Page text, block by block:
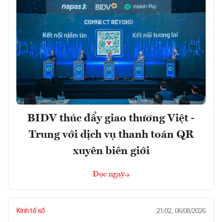
BIDV thúc đẩy giao thương Việt -
Trung với dịch vụ thanh toán QR
xuyên biên giới
Đọc ngay
Kinh tế số 21:02, 06/08/2026